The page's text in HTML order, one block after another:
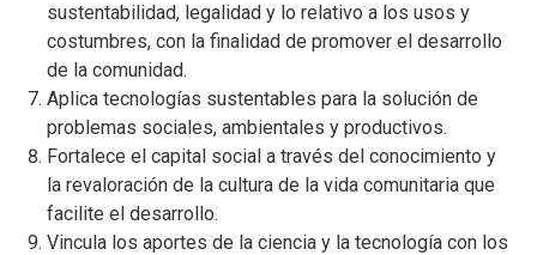
sustentabilidad, legalidad y lo relativo a los usos y
costumbres, con la finalidad de promover el desarrollo
de la comunidad.
Aplica tecnologías sustentables para la solución de
problemas sociales, ambientales y productivos.
Fortalece el capital social a través del conocimiento y
la revaloración de la cultura de la vida comunitaria que
facilite el desarrollo.
Vincula los aportes de la ciencia y la tecnología con los